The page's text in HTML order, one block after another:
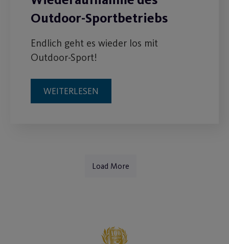
Outdoor-Sportbetriebs
Endlich geht es wieder los mit
Outdoor-Sport!
WEITERLESEN
Load More